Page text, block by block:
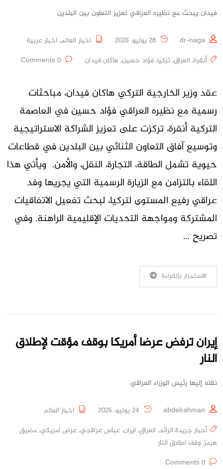
فيدان يبحث مع نظيره العراقي تعزيز التعاون بين البلدين
dr-naga اخبار العالم, اخبار عربية
أنقرة, العراق, تركيا, فؤاد حسين, هاكان فيدان
عقد وزير الخارجية التركي هاكان فيدان، مباحثات
رسمية مع نظيره العراقي فؤاد حسين في العاصمة
التركية أنقرة، تركزت على تعزيز الشراكة الاستراتيجية
وتوسيع آفاق التعاون الثنائي بين البلدين في قطاعات
حيوية تشمل الطاقة، التجارة، النقل، والأمن. ويأتي هذا
اللقاء بالتزامن مع الزيارة الرسمية التي يجريها وفد
عراقي رفيع المستوى لتركيا، لبحث تفعيل الاتفاقيات
المشتركة ومواجهة التحديات الإقليمية الراهنة. وفي
تصريح …
الاستمرار بالقراءة
إيران ترفض عرضا أمريكا بوقف مؤقت لإطلاق
النار
نقله إليها رئيس الوزراء العراقي
abdelrahman
اخبار العالم
أحبار جريدة الرائد, العراق, ايران, عباس عراقجي, عرض امريكي, مضيق
هرمز, وقف اطلاق النار